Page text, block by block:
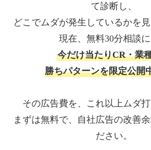
て診断し、
どこでムダが発生しているかを見
現在、無料30分相談に
今だけ当たりCR・業
勝ちパターンを限定公開
その広告費を、これ以上ムダ打
まずは無料で、自社広告の改善
ださい。